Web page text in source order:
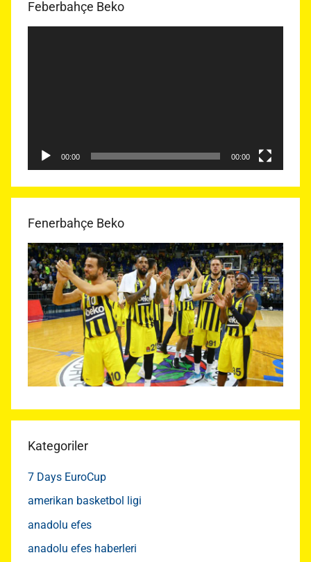
Feberbahçe Beko
00:00 00:00
Fenerbahçe Beko
Kategoriler
7 Days EuroCup
amerikan basketbol ligi
anadolu efes
anadolu efes haberleri